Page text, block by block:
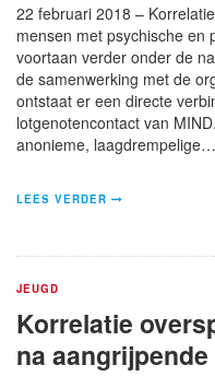
22 februari 2018 –
mensen met psychische en
voortaan verder onder de
de samenwerking met de
ontstaat er een directe
lotgenotencontact van
anonieme, laagdrempelige…
LEES VERDER
JEUGD
Korrelatie
na